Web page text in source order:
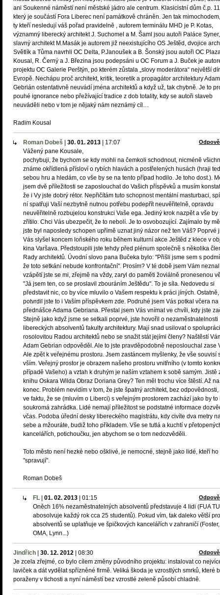
ani Soukenné náměstí není městské jádro ale centrum. Klasicistní dům č.p.
který je součástí Fora Liberec není památkově chráněn. Jen tak
ty kteří nesledují váš pořad pravidelně , autorem terminálu MHD je P. Kotas,
významný liberecký architekt J. Suchomel a M. Šaml jsou autoři Paláce Syner,
slavný architekt M.Masák je autorem již neexistujícího OS Ještěd, dvojice
Světlík a Tůma navrhli OC Delta, P.Janoušek a B. Šonský jsou autoři OC
Kousal, R. Černý a J. Březina jsou podepsáni u OC Forum a J. Buček je
projektu OC Galerie Perštýn, po kterém zůstala „slovy moderátora“ největší
Evropě. Nechápu proč architekt, kritik, teoretik a propagátor architektury Adam
Gebrián ostentativně neuvádí jména architektů a když už, tak chybně. Je to
pouhé ignorance nebo přežívající tradice z dob totality, kdy se autoři staveb
neuváděli nebo v tom je nějaký nám neznámý cíl…
Radim Kousal
Roman Dobeš 30. 01. 2013 17:07
Vážený pane Kousale,
pochybuji, že bychom se kdy mohli na čemkoli schodnout, nicméně
známe okřídlená přísloví o rybích hlavách a postřelených husách (hraji
sebou hru a hledám, co vše by se na tento případ hodilo. Je toho dost.).
jsem dvě příležitosti se zaposlouchat do Vašich příspěvků a musím
že i Vy jste dobrý rétor. Nepřičítám tuto schopnost mentální masturbaci,
ní spatřuji Vaší nezbytně nutnou potřebu podepřít neuvěřitelně, opravdu
neuvěřitelně rozbujelou konstrukci Vaše ega. Jediný krok nazpět a vše by
zřítilo. Chci Vás ubezpečit, že to nebolí. Je to osvobozující. Zajímalo by
jste byl naposledy schopen upřímě uznat jiný názor než ten Váš? Poprvé
Vás slyšel koncem loňského roku během kulturní akce Ještěd z klece v
kina Varšava. Předstoupili jste tehdy před plénum společně s několika
Rady architektů. Úvodní slovo pana Bučeka bylo: "Přišli jsme sem s
že toto setkání nebude konfrontační". Prosím? V té době jsem Vám
vzápětí jste se mi, zřejmě na vždy, zaryl do paměti žoviálně pronesenou
"Já jsem ten, co se proslavil zbouráním Ještědu". To je síla. Nedovedu si
představit nic, co by více mluvilo o Vašem respektu k práci jíných. Ostatně,
potvrdil jste to i Vaším příspěvkem zde. Podruhé jsem Vás potkal včera na
přednášce Adama Gebriana. Přestal jsem Vás vnímat ve chvíli, kdy jste
Stejně jako když jsme se setkali poprvé, jste hovořil o nezaměstnatelnosti
libereckých absolventů fakulty architektury. Mají snad usilovat o
rosolovitou Radou architektů nebo se snažit stát jejími členy? Naštěstí
Adam Gebrian odpověděl. Ale to jste pravděpodobně neposlouchal zase
Ale zpět k veřejnému prostoru. Jsem zastáncem myšlenky, že vše souvisí
vším. Veřejný prostor je obrazem našeho prostoru vnitřního (v tomto
případě Vašeho) a vztah k druhým je naším vztahem k sobě samým. Jistě
knihu Oskara Wilda Obraz Doriana Grey? Ten měl trochu více štěstí. Až
konec. Problém nevidím v tom, že jste špatný architekt, bez odpovědnosti,
ve faktu, že se (mluvím o Liberci) s veřejným prostorem zachází jako by to
soukromá zahrádka. Lidé nemají příležitost se podstatné informace
včas. Podoba úřední desky libereckého magistrátu, kdy civíte dva metry
sebe a mžouráte, budiž toho příkladem. Vše se tutlá a kuchtí v
kancelářích, potichoučku, jen abychom se o tom nedozvěděli.
Toto město není hezké nebo ošklivé, je nemocné, stejně jako lidé, kteří ho
"spravují".
Roman Dobeš
FL 01. 02. 2013 01:15
Oněch 16% nezaměstnatelných absolventů představuje 4 lidi (FUA TU
abosolvuje každý rok cca 25 studentů). Pokud vím, tak daleko větší
absolventů se uplatňuje ve špičkových kancelářích v zahraničí (Foster,
OMA, Lynn...)
Jindřich 30. 12. 2012 08:30
Je zcela zřejmé, co bylo cílem změny původního projektu: instalovat co
laviček a dát vydělat spřízněné firmě. Veliká škoda je vzrostlých smrků, které
poraženy v tichosti a nyní náměstí bez vzrostlé zeleně působí chladně.